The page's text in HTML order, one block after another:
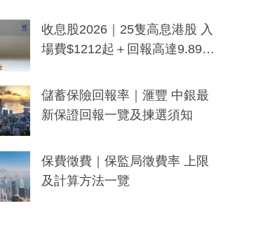
y及香港限定特調系列
收息股2026｜25隻高息港股 入
場費$1212起＋回報高達9.89
儲蓄保險回報率｜滙豐 中銀最
新保證回報一覽及揀選須知
保費徵費｜保監局徵費率 上限
及計算方法一覽